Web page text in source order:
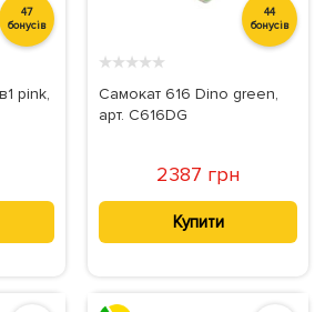
47
бонусів
pink,
44
бонусів
★★★★★
Самокат 616 Dino green,
арт. C616DG
2387 грн
Купити